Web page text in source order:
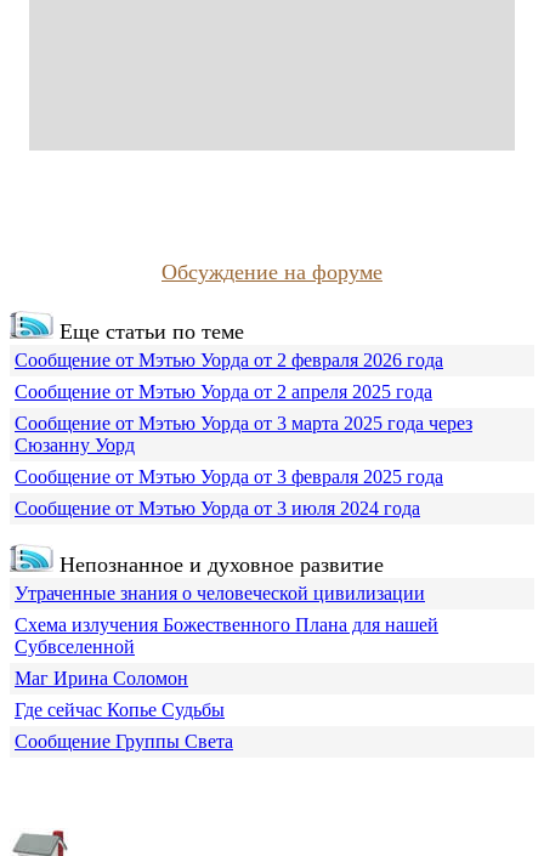
Обсуждение на форуме
Еще статьи по теме
Сообщение от Мэтью Уорда от 2 февраля 2026 года
Сообщение от Мэтью Уорда от 2 апреля 2025 года
Сообщение от Мэтью Уорда от 3 марта 2025 года через
Сюзанну Уорд
Сообщение от Мэтью Уорда от 3 февраля 2025 года
Сообщение от Мэтью Уорда от 3 июля 2024 года
Непознанное и духовное развитие
Утраченные знания о человеческой цивилизации
Схема излучения Божественного Плана для нашей
Субвселенной
Маг Ирина Соломон
Где сейчас Копье Судьбы
Сообщение Группы Света